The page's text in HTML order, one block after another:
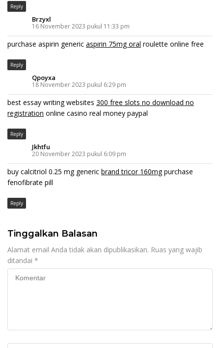
Reply
Brzyxl
16 November 2023 pukul 11:33 pm
purchase aspirin generic aspirin 75mg oral roulette online free
Reply
Qpoyxa
18 November 2023 pukul 6:29 pm
best essay writing websites 300 free slots no download no
registration online casino real money paypal
Reply
Jkhtfu
20 November 2023 pukul 6:09 pm
buy calcitriol 0.25 mg generic brand tricor 160mgpurchase
fenofibrate pill
Reply
Tinggalkan Balasan
Alamat email Anda tidak akan dipublikasikan. Ruas yang wajib
ditandai *